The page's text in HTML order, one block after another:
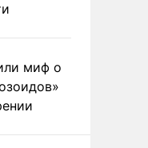
миф о